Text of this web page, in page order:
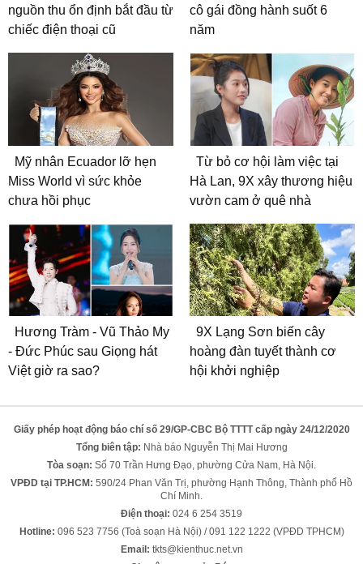
nguồn thu ổn định bắt đầu từ
chiếc điện thoại cũ
cô gái đồng hành suốt 6
năm
Mỹ nhân Ecuador lỡ hẹn
Miss World vì sức khỏe
chưa hồi phục
Từ bỏ cơ hội làm việc tại
Hà Lan, 9X xây thương hiệu
vườn cam ở quê nhà
Hương Tràm - Vũ Thảo My
- Đức Phúc sau Giọng hát
Việt giờ ra sao?
9X Lạng Sơn biến cây
hoàng đàn tuyết thành cơ
hội khởi nghiệp
Giấy phép hoạt động báo chí số 29/GP-CBC Bộ TTTT cấp ngày 24/12/2020
Tổng biên tập: Nhà báo Nguyễn Thị Mai Hương
Tòa soạn: Số 70 Trần Hưng Đạo, phường Cửa Nam, Hà Nội.
VPĐD tại TP.HCM: 590/24 Phan Văn Trị, phường Hạnh Thông, Thành phố Hồ
Chí Minh.
Điện thoại: 024 6 254 3519
Hotline: 096 523 7756 (Toà soạn Hà Nội) / 091 122 1222 (VPĐD TPHCM)
Email: tkts@kienthuc.net.vn